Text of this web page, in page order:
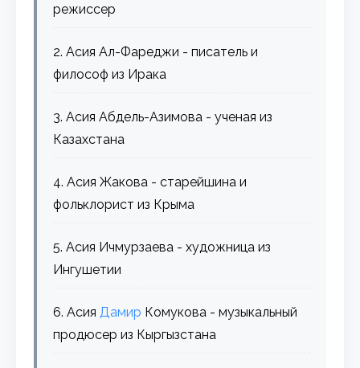
режиссер
2. Асия Ал-Фареджи - писатель и
философ из Ирака
3. Асия Абдель-Азимова - ученая из
Казахстана
4. Асия Жакова - старейшина и
фольклорист из Крыма
5. Асия Ичмурзаева - художница из
Ингушетии
6. АсияДамир Комукова - музыкальный
продюсер из Кыргызстана